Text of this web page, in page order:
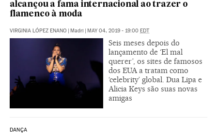
alcançou a fama internacional ao trazer o
flamenco à moda
VIRGINIA LÓPEZ ENANO Madri MAY 04, 2019 - 19:00 EDT
Seis meses depois do
lançamento de ‘El mal
querer’, os sites de famosos
dos EUA a tratam como
‘celebrity’ global. Dua Lipa e
Alicia Keys são suas novas
amigas
DANÇA